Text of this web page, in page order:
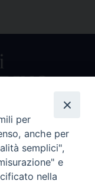
per
anche per
semplici",
e
nella